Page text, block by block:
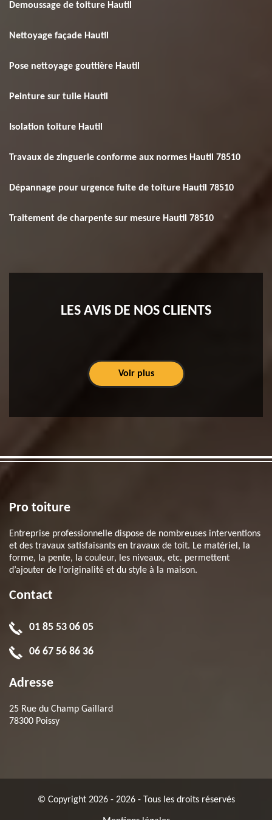
Demoussage de toiture Hautil
Nettoyage façade Hautil
Pose nettoyage gouttière Hautil
Peinture sur tuile Hautil
Isolation toiture Hautil
Travaux de zinguerie conforme aux normes Hautil 78510
Dépannage pour urgence fuite de toiture Hautil 78510
Traitement de charpente sur mesure Hautil 78510
LES AVIS DE NOS CLIENTS
Voir plus
Pro toiture
Entreprise professionnelle dispose de nombreuses interventions
et des travaux satisfaisants en travaux de toit. Le matériel, la
forme, la pente, la couleur, les niveaux, etc. permettent
d’ajouter de l’originalité et du style à la maison.
Contact
01 85 53 06 05
06 67 56 86 36
Adresse
25 Rue du Champ Gaillard
78300 Poissy
© Copyright 2026 - 2026 - Tous les droits réservés